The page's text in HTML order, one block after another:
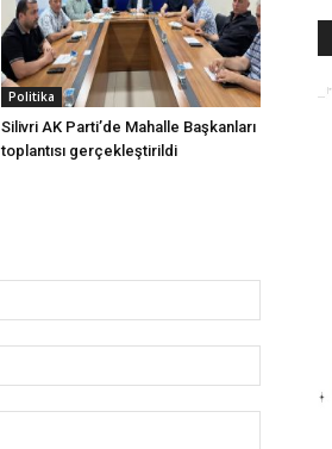
Politika
Silivri AK Parti’de Mahalle Başkanları
toplantısı gerçekleştirildi